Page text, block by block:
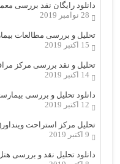
دانلود رایگان نقد بررسی
28 نوامبر 2019
تحلیل و بررسی مطالعات
15 اکتبر 2019
تحلیل و نقد بررسی مرکز
14 اکتبر 2019
دانلود تحلیل و بررسی
12 اکتبر 2019
تحلیل مرکز استراحت
9 اکتبر 2019
دانلود تحلیل نقد و بررسی